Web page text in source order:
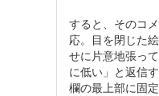
すると、そのコ
応。目を閉じた
せに片意地張っ
に低い」と返信
欄の最上部に固